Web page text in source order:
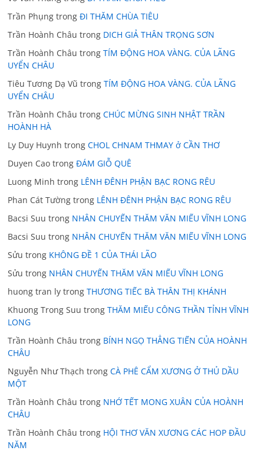
Trần Phụng trongĐI THĂM CHÙA TIÊU
Trần Hoành Châu trong DICH GIẢ THÂN TRỌNG SƠN
Trần Hoành Châu trongTÍM ĐỘNG HOA VÀNG. CỦA LÃNG
UYỂN CHÂU
Tiêu Tương Dạ Vũ trongTÍM ĐỘNG HOA VÀNG. CỦA LÃNG
UYỂN CHÂU
Trần Hoành Châu trongCHÚC MỪNG SINH NHẬT TRẦN
HOÀNH HÀ
Ly Duy Huynh trongCHOL CHNAM THMAY ở CẦN THƠ
Duyen Cao trongĐÁM GIỖ QUÊ
Luong Minh trong LÊNH ĐÊNH PHẬN BẠC RONG RÊU
Phan Cát Tường trong LÊNH ĐÊNH PHẬN BẠC RONG RÊU
Bacsi Suu trong NHÂN CHUYẾN THĂM VĂN MIẾU VĨNH LONG
Bacsi Suu trong NHÂN CHUYẾN THĂM VĂN MIẾU VĨNH LONG
Sửu trong KHÔNG ĐỀ 1 CỦA THÁI LÃO
Sửu trong NHÂN CHUYẾN THĂM VĂN MIẾU VĨNH LONG
huong tran ly trongTHƯƠNG TIẾC BÀ THÂN THỊ KHÁNH
Khuong Trong Suu trongTHĂM MIẾU CÔNG THẦN TỈNH VĨNH
LONG
Trần Hoành Châu trong BÍNH NGỌ THẲNG TIẾN CỦA HOÀNH
CHÂU
Nguyễn Như Thạch trongCÀ PHÊ CẨM XƯƠNG Ở THỦ DẦU
MỘT
Trần Hoành Châu trong NHỚ TẾT MONG XUÂN CỦA HOÀNH
CHÂU
Trần Hoành Châu trong HỘI THƠ VĂN XƯƠNG CÁC HOP ĐẦU
NĂM